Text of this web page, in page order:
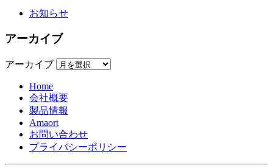
お知らせ
アーカイブ
アーカイブ
Home
会社概要
製品情報
Amaort
お問い合わせ
プライバシーポリシー